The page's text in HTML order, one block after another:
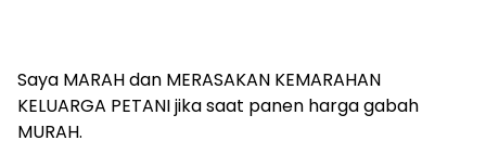
‎Saya MARAH dan MERASAKAN KEMARAHAN
KELUARGA PETANI jika saat panen harga gabah
MURAH.